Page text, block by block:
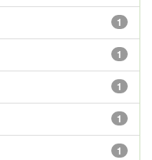
1
1
1
1
1